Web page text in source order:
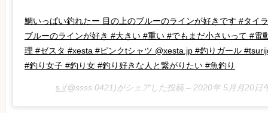
鯛いっぱい釣れたー 目の上のブルーのラインが好きです #タイ
ブルーのラインが好き #大きい #重い #でもまだ小さいって #電
理 #ゼスタ #xesta #ピンクtシャツ @xesta.jp #釣りガール
#釣り女子 #釣り女 #釣り好きな人と繋がりたい #魚釣り
s.i(@ssss.0421)がシェアした投稿 – 2020年 5月月20日